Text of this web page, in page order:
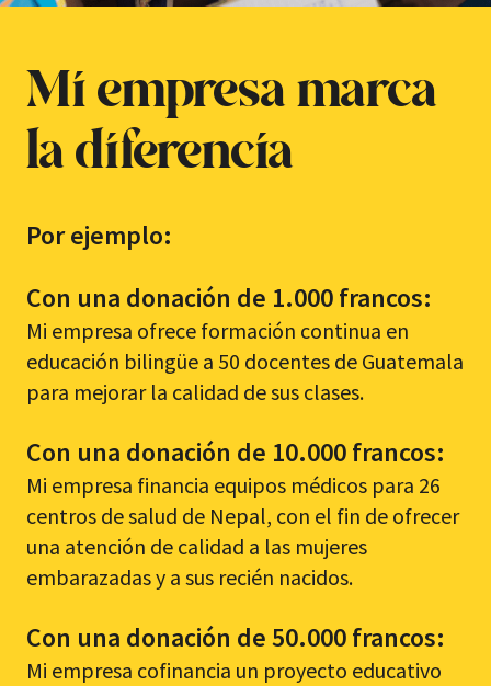
Mi empresa marca
la diferencia
Por ejemplo:
Con una donación de 1.000 francos:
Mi empresa ofrece formación continua en
educación bilingüe a 50 docentes de Guatemala
para mejorar la calidad de sus clases.
Con una donación de 10.000 francos:
Mi empresa financia equipos médicos para 26
centros de salud de Nepal, con el fin de ofrecer
una atención de calidad a las mujeres
embarazadas y a sus recién nacidos.
Con una donación de 50.000 francos:
Mi empresa cofinancia un proyecto educativo